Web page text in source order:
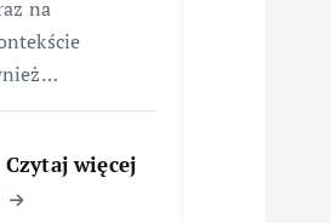
na
Czytaj więcej